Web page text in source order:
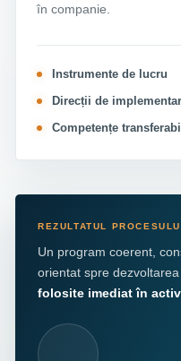
în companie.
Instrumente de lucru
Direcții de
Competențe
REZULTATUL
Un program coerent,
orientat spre
folosite imediat în